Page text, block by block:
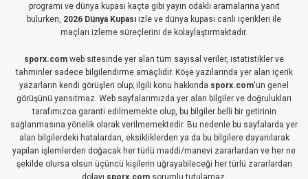
programı ve dünya kupası kaçta gibi yayın odaklı aramalarına yanıt
bulurken, 2026 Dünya Kupası izle ve dünya kupası canlı içerikleri ile
maçları izleme süreçlerini de kolaylaştırmaktadır.
sporx.com web sitesinde yer alan tüm sayısal veriler, istatistikler ve
tahminler sadece bilgilendirme amaçlıdır. Köşe yazılarında yer alan içerik
yazarların kendi görüşleri olup; ilgili konu hakkında sporx.com'un genel
görüşünü yansıtmaz. Web sayfalarımızda yer alan bilgiler ve doğrulukları
tarafımızca garanti edilmemekte olup, bu bilgiler belli bir getirinin
sağlanmasına yönelik olarak verilmemektedir. Bu nedenle bu sayfalarda yer
alan bilgilerdeki hatalardan, eksikliklerden ya da bu bilgilere dayanılarak
yapılan işlemlerden doğacak her türlü maddi/manevi zararlardan ve her ne
şekilde olursa olsun üçüncü kişilerin uğrayabileceği her türlü zararlardan